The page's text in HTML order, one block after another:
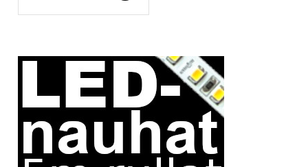
range:
230,00€
tuotteella
muunnelma.
valinnat
tuotteen
sivulla.